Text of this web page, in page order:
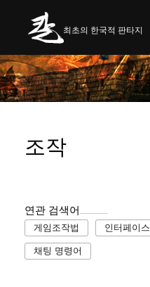
최초의 한국적 판타지
조작
연관 검색어
게임조작법 인터페이스
채팅 명령어